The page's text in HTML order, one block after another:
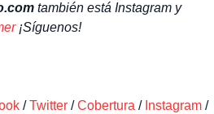
también está Instagram y
¡Síguenos!
/Twitter /Cobertura / Instagram /